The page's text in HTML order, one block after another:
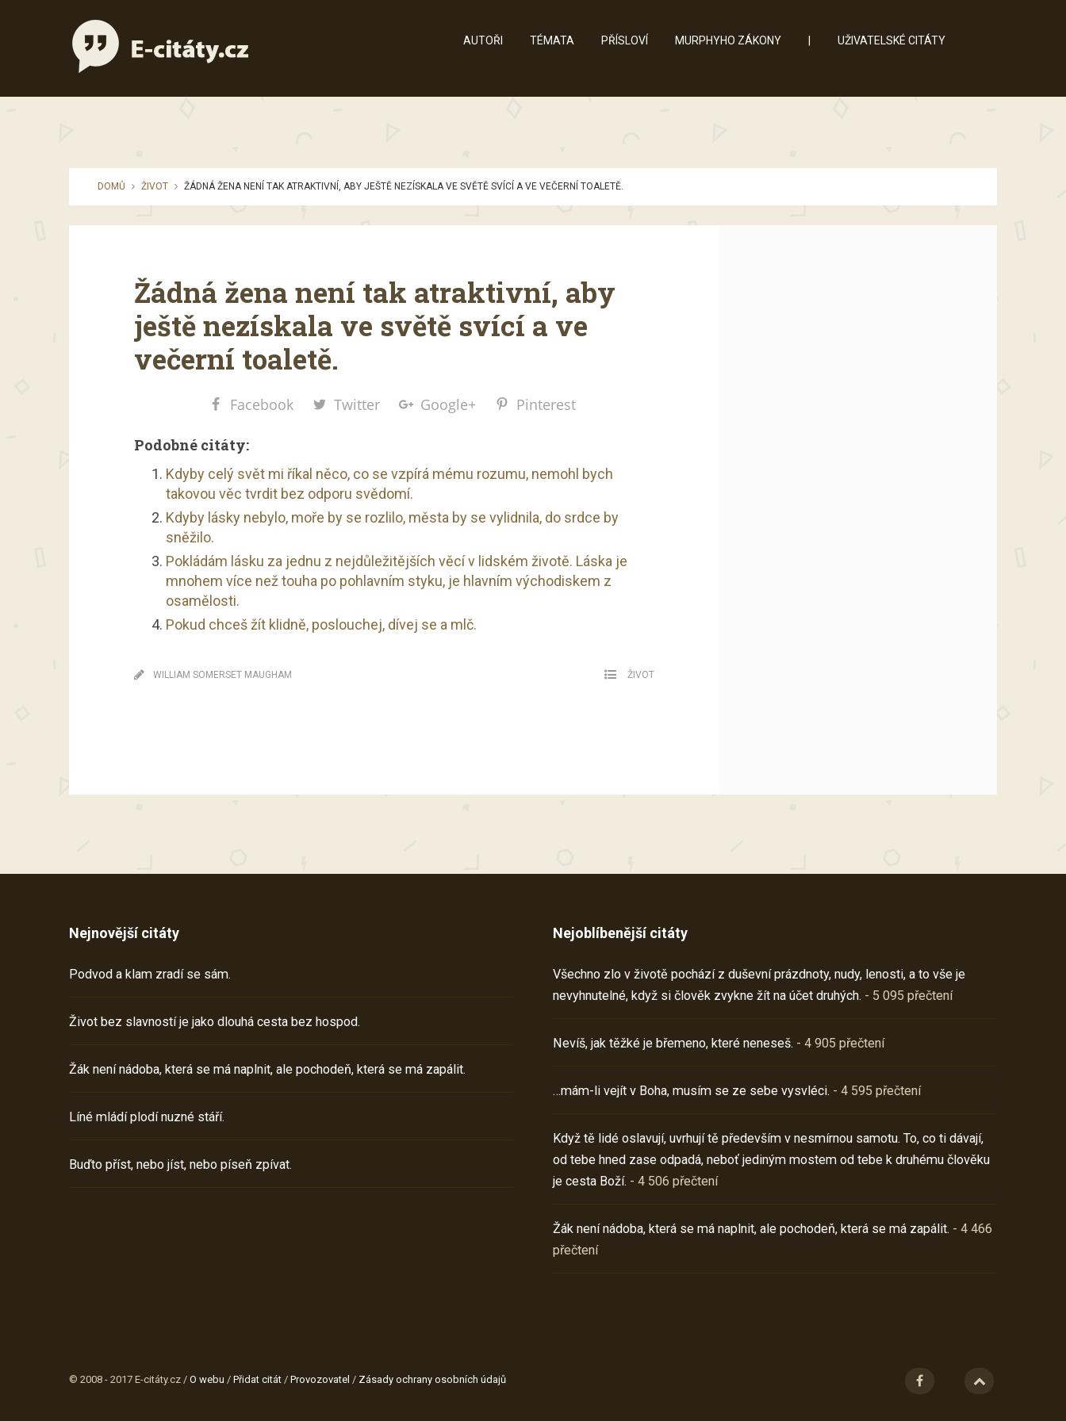
AUTOŘI TÉMATA PŘÍSLOVÍ MURPHYHO ZÁKONY UŽIVATELSKÉ CITÁTY
DOMŮ ŽIVOT ŽÁDNÁ ŽENA NENÍ TAK ATRAKTIVNÍ, ABY JEŠTĚ NEZÍSKALA VE SVĚTĚ SVÍCÍ A VE VEČERNÍ TOALETĚ.
Žádná žena není tak atraktivní, aby
ještě nezískala ve světě svící a ve
večerní toaletě.
Facebook Twitter Google+ Pinterest
Podobné citáty:
Kdyby celý svět mi říkal něco, co se vzpírá mému rozumu, nemohl bych
takovou věc tvrdit bez odporu svědomí.
Kdyby lásky nebylo, moře by se rozlilo, města by se vylidnila, do srdce by
sněžilo.
Pokládám lásku za jednu z nejdůležitějších věcí v lidském životě. Láska je
mnohem více než touha po pohlavním styku, je hlavním východiskem z
osamělosti.
Pokud chceš žít klidně, poslouchej, dívej se a mlč.
WILLIAM SOMERSET MAUGHAM ŽIVOT
Nejnovější citáty
Podvod a klam zradí se sám.
Život bez slavností je jako dlouhá cesta bez hospod.
Žák není nádoba, která se má naplnit, ale pochodeň, která se má zapálit.
Líné mládí plodí nuzné stáří.
Buďto příst, nebo jíst, nebo píseň zpívat.
Nejoblíbenější citáty
Všechno zlo v životě pochází z duševní prázdnoty, nudy, lenosti, a to vše je
nevyhnutelné, když si člověk zvykne žít na účet druhých. - 5 095 přečtení
Nevíš, jak těžké je břemeno, které neneseš. - 4 905 přečtení
…mám-li vejít v Boha, musím se ze sebe vysvléci. - 4 595 přečtení
Když tě lidé oslavují, uvrhují tě především v nesmírnou samotu. To, co ti dávají,
od tebe hned zase odpadá, neboť jediným mostem od tebe k druhému člověku
je cesta Boží. - 4 506 přečtení
Žák není nádoba, která se má naplnit, ale pochodeň, která se má zapálit. - 4 466
přečtení
© 2008 - 2017 E-citáty.cz / O webu / Přidat citát / Provozovatel / Zásady ochrany osobních údajů